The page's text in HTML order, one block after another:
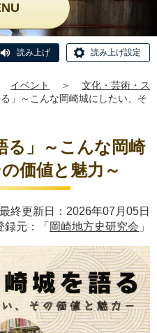
読み上げ 読み上げ設定
イベント ＞
文化・芸術・ス
」～こんな岡崎城にしたい、そ
る」～こんな岡崎
価値と魅力～
更新日：2026年07月05日
録元：「 岡崎地方史研究会 」